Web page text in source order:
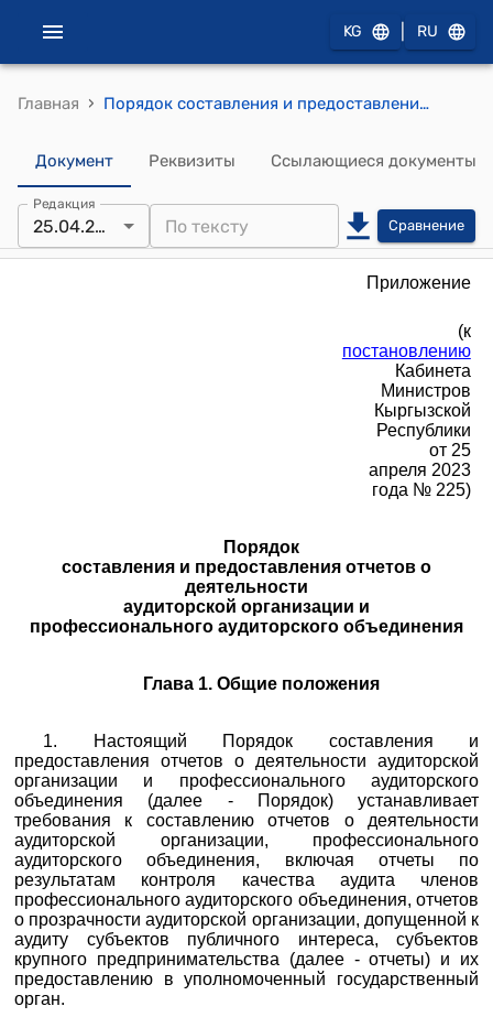
KG RU
Главная › Порядок составления и предоставления отчетов о деятельности аудиторской организации и профессионального аудиторского объединения (к постановлению Кабинета Министров Кыргызской Республики от 25 апреля 2023 года № 225)
Документ Реквизиты Ссылающиеся документы
Редакция
25.04.2023 Сравнение